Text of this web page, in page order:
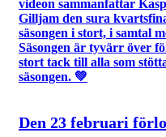
Den 23 februari